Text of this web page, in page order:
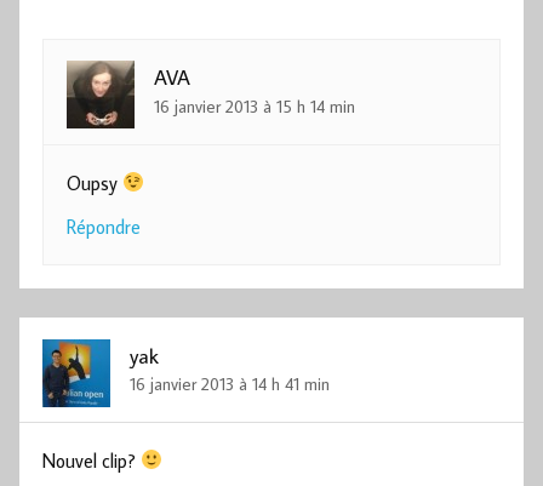
AVA
16 janvier 2013 à 15 h 14 min
Oupsy
Répondre
yak
16 janvier 2013 à 14 h 41 min
Nouvel clip?